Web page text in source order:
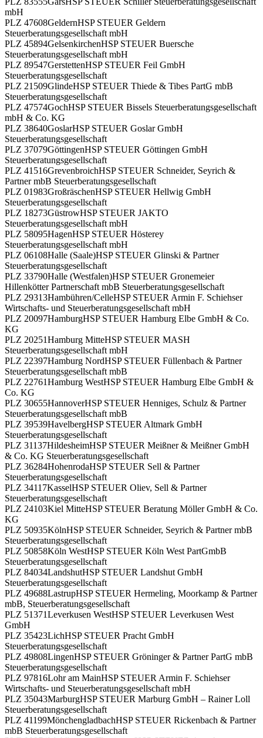
mbH
PLZ 47608GeldernHSP STEUER Geldern
Steuerberatungsgesellschaft mbH
PLZ 45894GelsenkirchenHSP STEUER Buersche
Steuerberatungsgesellschaft mbH
PLZ 89547GerstettenHSP STEUER Feil GmbH
Steuerberatungsgesellschaft
PLZ 21509GlindeHSP STEUER Thiede & Tibes PartG mbB
Steuerberatungsgesellschaft
PLZ 47574GochHSP STEUER Bissels Steuerberatungsgesellschaft
mbH & Co. KG
PLZ 38640GoslarHSP STEUER Goslar GmbH
Steuerberatungsgesellschaft
PLZ 37079GöttingenHSP STEUER Göttingen GmbH
Steuerberatungsgesellschaft
PLZ 41516GrevenbroichHSP STEUER Schneider, Seyrich &
Partner mbB Steuerberatungsgesellschaft
PLZ 01983GroßräschenHSP STEUER Hellwig GmbH
Steuerberatungsgesellschaft
PLZ 18273GüstrowHSP STEUER JAKTO
Steuerberatungsgesellschaft mbH
PLZ 58095HagenHSP STEUER Hösterey
Steuerberatungsgesellschaft mbH
PLZ 06108Halle (Saale)HSP STEUER Glinski & Partner
Steuerberatungsgesellschaft
PLZ 33790Halle (Westfalen)HSP STEUER Gronemeier
Hillenkötter Partnerschaft mbB Steuerberatungsgesellschaft
PLZ 29313Hambühren/CelleHSP STEUER Armin F. Schiehser
Wirtschafts- und Steuerberatungsgesellschaft mbH
PLZ 20097HamburgHSP STEUER Hamburg Elbe GmbH & Co.
KG
PLZ 20251Hamburg MitteHSP STEUER MASH
Steuerberatungsgesellschaft mbH
PLZ 22397Hamburg NordHSP STEUER Füllenbach & Partner
Steuerberatungsgesellschaft mbB
PLZ 22761Hamburg WestHSP STEUER Hamburg Elbe GmbH &
Co. KG
PLZ 30655HannoverHSP STEUER Henniges, Schulz & Partner
Steuerberatungsgesellschaft mbB
PLZ 39539HavelbergHSP STEUER Altmark GmbH
Steuerberatungsgesellschaft
PLZ 31137HildesheimHSP STEUER Meißner & Meißner GmbH
& Co. KG Steuerberatungsgesellschaft
PLZ 36284HohenrodaHSP STEUER Sell & Partner
Steuerberatungsgesellschaft
PLZ 34117KasselHSP STEUER Oliev, Sell & Partner
Steuerberatungsgesellschaft
PLZ 24103Kiel MitteHSP STEUER Beratung Möller GmbH & Co.
KG
PLZ 50935KölnHSP STEUER Schneider, Seyrich & Partner mbB
Steuerberatungsgesellschaft
PLZ 50858Köln WestHSP STEUER Köln West PartGmbB
Steuerberatungsgesellschaft
PLZ 84034LandshutHSP STEUER Landshut GmbH
Steuerberatungsgesellschaft
PLZ 49688LastrupHSP STEUER Hermeling, Moorkamp & Partner
mbB, Steuerberatungsgesellschaft
PLZ 51371Leverkusen WestHSP STEUER Leverkusen West
GmbH
PLZ 35423LichHSP STEUER Pracht GmbH
Steuerberatungsgesellschaft
PLZ 49808LingenHSP STEUER Gröninger & Partner PartG mbB
Steuerberatungsgesellschaft
PLZ 97816Lohr am MainHSP STEUER Armin F. Schiehser
Wirtschafts- und Steuerberatungsgesellschaft mbH
PLZ 35043MarburgHSP STEUER Marburg GmbH – Rainer Loll
Steuerberatungsgesellschaft
PLZ 41199MönchengladbachHSP STEUER Rickenbach & Partner
mbB Steuerberatungsgesellschaft